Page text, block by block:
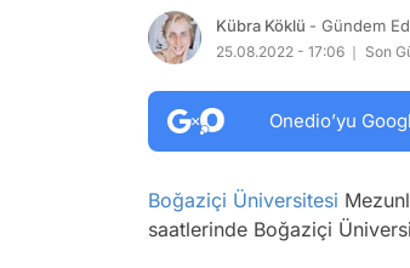
Kübra Köklü - Gündem
25.08.2022 - 17:06 Son
Onedio’yu
Boğaziçi Üniversitesi
saatlerinde Boğaziçi